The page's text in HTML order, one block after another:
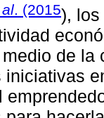
. (2015), los
de
iniciativas